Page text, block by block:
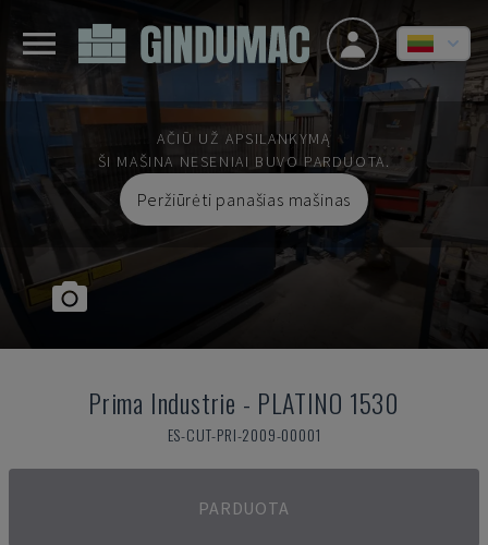
AČIŪ UŽ APSILANKYMĄ
ŠI MAŠINA NESENIAI BUVO PARDUOTA.
Peržiūrėti panašias mašinas
Prima Industrie - PLATINO 1530
ES-CUT-PRI-2009-00001
PARDUOTA